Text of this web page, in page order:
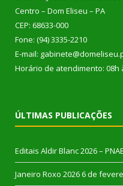
Centro – Dom Eliseu – PA
CEP: 68633-000
Fone: (94) 3335-2210
E-mail:
Horário de atendimento: 08h
ÚLTIMAS PUBLICAÇÕES
Editais Aldir Blanc 2026 –
Janeiro Roxo 2026 6 de